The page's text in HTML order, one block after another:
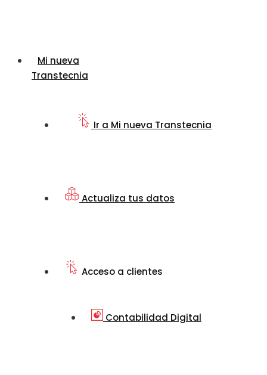
Mi nueva
Transtecnia
Ir a Mi nueva Transtecnia
Actualiza tus datos
Acceso a clientes
Contabilidad Digital